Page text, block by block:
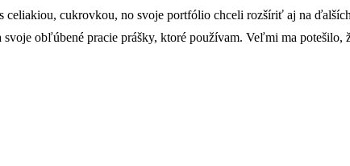
celiakiou, cukrovkou, no svoje portfólio chceli rozšíriť aj na
svoje obľúbené pracie prášky, ktoré používam. Veľmi ma